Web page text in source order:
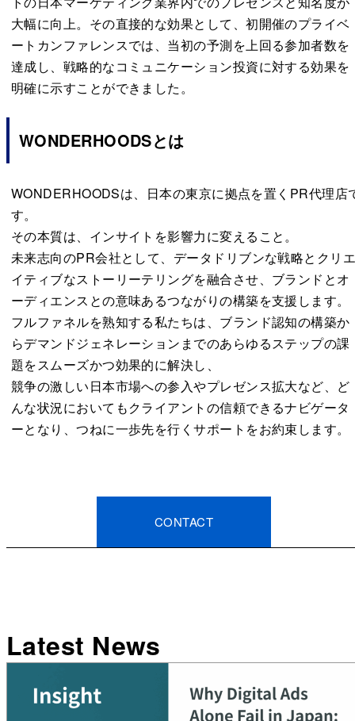
大幅に向上。その直接的な効果として、初開催のプライベ
ートカンファレンスでは、当初の予測を上回る参加者数を
達成し、戦略的なコミュニケーション投資に対する効果を
明確に示すことができました。
WONDERHOODSとは
WONDERHOODSは、日本の東京に拠点を置くPR代理店
す。
その本質は、インサイトを影響力に変えること。
未来志向のPR会社として、データドリブンな戦略とクリ
イティブなストーリーテリングを融合させ、ブランドとオ
ーディエンスとの意味あるつながりの構築を支援します。
フルファネルを熟知する私たちは、ブランド認知の構築か
らデマンドジェネレーションまでのあらゆるステップの課
題をスムーズかつ効果的に解決し、
競争の激しい日本市場への参入やプレゼンス拡大など、ど
んな状況においてもクライアントの信頼できるナビゲータ
ーとなり、つねに一歩先を行くサポートをお約束します。
CONTACT
Latest News